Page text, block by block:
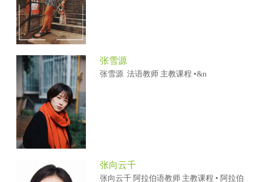
张雪源
张雪源 法语教师 主教课程 •&n
张向云千
张向云千 阿拉伯语教师 主教课程 • 阿拉伯